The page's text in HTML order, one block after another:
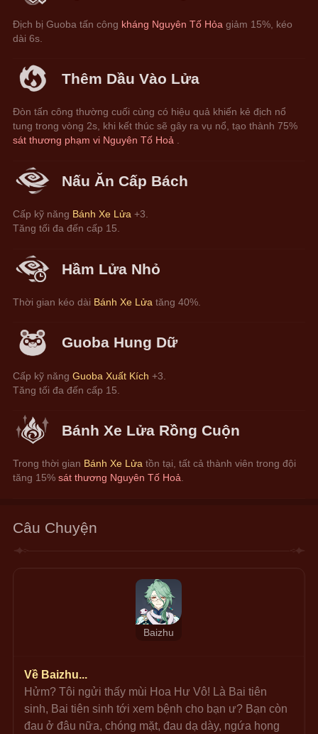
Địch bị Guoba tấn công kháng Nguyên Tố Hỏa giảm 15%, kéo
dài 6s.
Thêm Dầu Vào Lửa
Đòn tấn công thường cuối cùng có hiệu quả khiến kẻ địch nổ
tung trong vòng 2s, khi kết thúc sẽ gây ra vụ nổ, tạo thành 75%
sát thương phạm vi Nguyên Tố Hoả .
Nấu Ăn Cấp Bách
Cấp kỹ năng Bánh Xe Lửa +3.
Tăng tối đa đến cấp 15.
Hầm Lửa Nhỏ
Thời gian kéo dài Bánh Xe Lửa tăng 40%.
Guoba Hung Dữ
Cấp kỹ năng Guoba Xuất Kích +3.
Tăng tối đa đến cấp 15.
Bánh Xe Lửa Rồng Cuộn
Trong thời gian Bánh Xe Lửa tồn tại, tất cả thành viên trong đội
tăng 15% sát thương Nguyên Tố Hoả
Câu Chuyện
Baizhu
Về Baizhu...
Hửm? Tôi ngửi thấy mùi Hoa Hư Vô! Là Bai tiên
sinh, Bai tiên sinh tới xem bệnh cho bạn ư? Bạn còn
đau ở đâu nữa, chóng mặt, đau dạ dày, ngứa họng